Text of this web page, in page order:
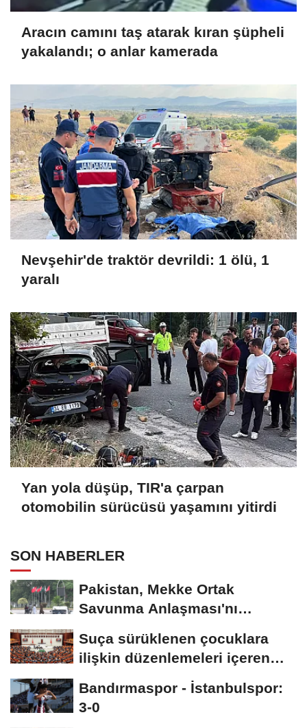
Aracın camını taş atarak kıran şüpheli
yakalandı; o anlar kamerada
Nevşehir'de traktör devrildi: 1 ölü, 1
yaralı
Yan yola düşüp, TIR'a çarpan
otomobilin sürücüsü yaşamını yitirdi
SON HABERLER
Pakistan, Mekke Ortak
Savunma Anlaşması'nı
Suça sürüklenen çocuklara
ilişkin düzenlemeleri içeren
Bandırmaspor - İstanbulspor:
3-0